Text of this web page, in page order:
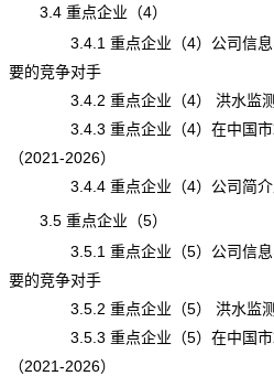
3.4 重点企业（4）
3.4.1 重点企业（4）公司信息、
要的竞争对手
3.4.2 重点企业（4） 洪水监测
3.4.3 重点企业（4）在中国市场
（2021-2026）
3.4.4 重点企业（4）公司简介
3.5 重点企业（5）
3.5.1 重点企业（5）公司信息、
要的竞争对手
3.5.2 重点企业（5） 洪水监测
3.5.3 重点企业（5）在中国市场
（2021-2026）